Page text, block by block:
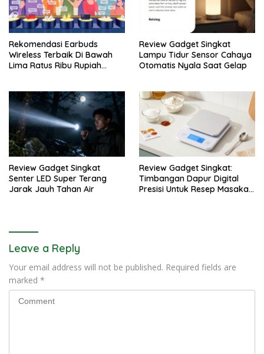
Rekomendasi Earbuds
Wireless Terbaik Di Bawah
Lima Ratus Ribu Rupiah
Review Gadget Singkat
Lampu Tidur Sensor Cahaya
Otomatis Nyala Saat Gelap
Review Gadget Singkat
Senter LED Super Terang
Jarak Jauh Tahan Air
Review Gadget Singkat:
Timbangan Dapur Digital
Presisi Untuk Resep Masakan
Leave a Reply
Your email address will not be published. Required fields are
marked *